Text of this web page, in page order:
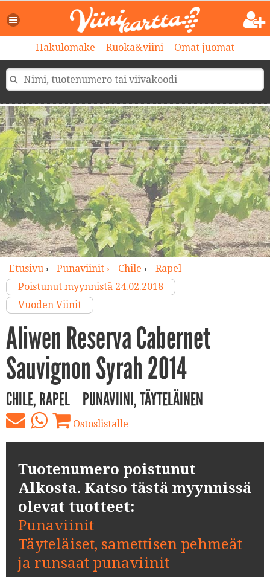
Hakulomake Ruoka&viini Omat juomat
Etusivu› Punaviinit › Chile ›
Rapel
Poistunut myynnistä 24.02.2018
Vuoden Viinit
Aliwen Reserva Cabernet
Sauvignon Syrah 2014
CHILE, RAPEL PUNAVIINI, TÄYTELÄINEN
Ostoslistalle
Tuotenumero poistunut
Alkosta. Katso tästä myynnissä
olevat tuotteet:
Punaviinit
Täyteläiset, samettisen pehmeät
ja runsaat punaviinit